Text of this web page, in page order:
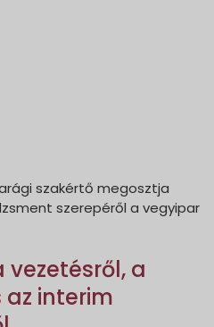
szakértő megosztja
szerepéről a vegyipar
vezetésről, a
az interim